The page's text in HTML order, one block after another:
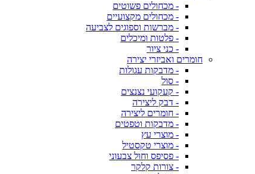
- מכחולים פשוטים
- מכחולים מקצועיים
- מברשות וספוגים לצביעה
- פלטות ומיכלים
- כני ציור
חומרים ואביזרי יצירה
- מדבקות עגולות
- סול
- קעקועי נצנצים
- דבק ליצירה
- חומרים ליצירה
- מדבקות וטפטים
- מוצרי עץ
- מוצרי טקסטיל
- פסיפס וחול צבעוני
- צורות קלקר